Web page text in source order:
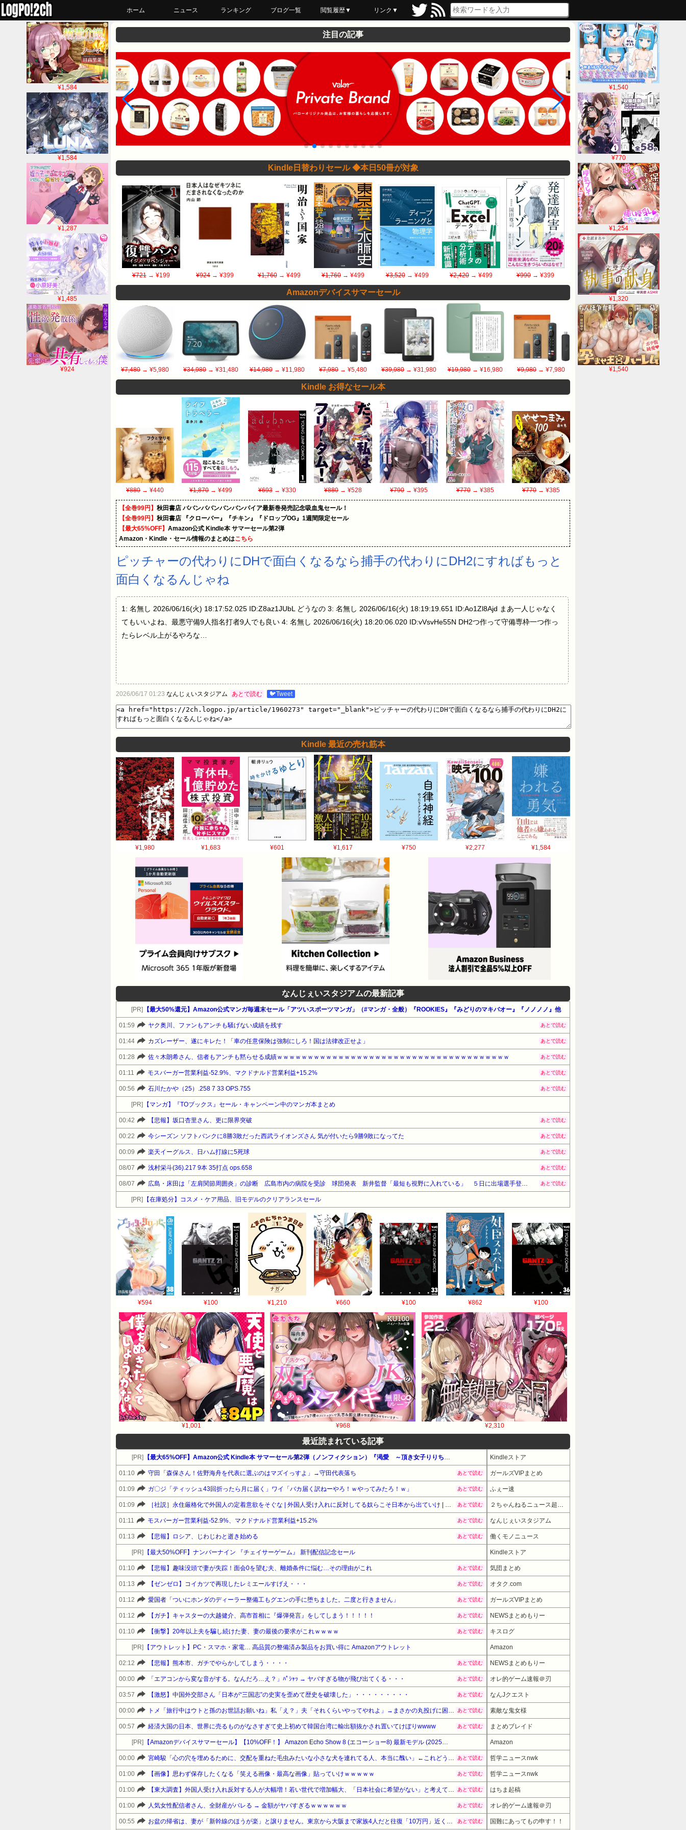
ホーム ニュース ランキング ブログ一覧 閲覧履歴▼
最近読んだ
あとで読む
ブックマーク
リンク▼
¥1,540
¥770
¥1,254
¥1,320
¥1,540
¥1,584
¥1,584
¥1,287
¥1,485
¥924
注目の記事
Kindle日替わりセール ◆本日50冊が対象
¥721→ ¥199 ¥924 → ¥399 ¥1,760→ ¥499 ¥1,760 → ¥499 ¥3,520→ ¥499 ¥2,420 → ¥499 ¥990→ ¥399
Amazonデバイスサマーセール
¥7,480 → ¥5,980 ¥34,980→ ¥31,480 ¥14,980→ ¥11,980 ¥7,980→ ¥5,480 ¥39,980→ ¥31,980 ¥19,980→ ¥16,980 ¥9,980→ ¥7,980
Kindle お得なセール本
¥880 → ¥440 ¥1,870→ ¥499 ¥693→ ¥330 ¥880→ ¥528 ¥790→ ¥395 ¥770→ ¥385 ¥770→ ¥385
【全巻99円】 秋田書店 ババンババンバンバンパイア最新巻発売記念吸血鬼セール！
【全巻99円】 秋田書店 『クローバー』『チキン』『ドロップOG』1週間限定セール
【最大65%OFF】 Amazon公式 Kindle本 サマーセール第2弾
Amazon・Kindle・セール情報のまとめはこちら
ピッチャーの代わりにDHで面白くなるなら捕手の代わりにDH2にすればもっと
面白くなるんじゃね
1: 名無し 2026/06/16(火) 18:17:52.025 ID:Z8az1JUbL どうなの 3: 名無し 2026/06/16(火) 18:19:19.651 ID:Ao1Zl8Ajd まあ一人じゃなく
てもいいよね、最悪守備9人指名打者9人でも良い 4: 名無し 2026/06/16(火) 18:20:06.020 ID:vVsvHe55N DH2つ作って守備専枠一つ作っ
たらレベル上がるやろな…
2026/06/17 01:23 なんじぇいスタジアム あとで読む 🐦Tweet
Kindle 最近の売れ筋本
¥1,980 ¥1,683 ¥601 ¥1,617 ¥750 ¥2,277 ¥1,584
なんじぇいスタジアムの最新記事
[PR] 【最大50%還元】Amazon公式マンガ毎週末セール「アツいスポーツマンガ」（#マンガ・全般）『ROOKIES』『みどりのマキバオー』『ノノノノ』他
01:59 ヤク奥川、ファンもアンチも騒げない成績を残す あとで読む
01:44 カズレーザー、遂にキレた！「車の任意保険は強制にしろ！国は法律改正せよ」 あとで読む
01:28 佐々木朗希さん、信者もアンチも黙らせる成績ｗｗｗｗｗｗｗｗｗｗｗｗｗｗｗｗｗｗｗｗｗｗｗｗｗｗｗｗｗｗｗｗｗｗｗｗｗｗ あとで読む
01:11 モスバーガー営業利益-52.9%、マクドナルド営業利益+15.2% あとで読む
00:56 石川たかや（25）.258 7 33 OPS.755 あとで読む
[PR] 【マンガ】『TOブックス』セール・キャンペーン中のマンガ本まとめ
00:42 【悲報】坂口杏里さん、更に限界突破 あとで読む
00:22 今シーズン ソフトバンクに8勝3敗だった西武ライオンズさん 気が付いたら9勝9敗になってた あとで読む
00:09 楽天イーグルス、日ハム打線に5死球 あとで読む
08/07 浅村栄斗(36).217 9本 35打点 ops.658 あとで読む
08/07 あとで読む
[PR] 【在庫処分】コスメ・ケア用品、旧モデルのクリアランスセール
¥594 ¥100 ¥1,210 ¥660 ¥100 ¥862 ¥100
¥1,001 ¥968 ¥2,310
最近読まれている記事
[PR] 【最大65%OFF】Amazon公式 Kindle本 サマーセール第2弾（ノンフィクション）『渇愛 ～頂き女子りりちゃん～』他 Kindleストア
01:10 守田「森保さん！佐野海舟を代表に選ぶのはマズイっすよ」→守田代表落ち あとで読む ガールズVIPまとめ
01:09 ガ〇ジ「ティッシュ43回折ったら月に届く」ワイ「バカ届く訳ねーやろ！ｗやってみたろ！ｗ」 あとで読む ふぇー速
01:09 ［社説］永住厳格化で外国人の定着意欲をそぐな | 外国人受け入れに反対してる奴らこそ日本から出ていけ | 重税で国民の労働意欲を削ぐな あとで読む ２ちゃんねるニュース超速まとめ＋
01:11 モスバーガー営業利益-52.9%、マクドナルド営業利益+15.2% あとで読む なんじぇいスタジアム
01:13 【悲報】ロシア、じわじわと逝き始める あとで読む 働くモノニュース
[PR] 【最大50%OFF】ナンバーナイン 『チェイサーゲーム』 新刊配信記念セール Kindleストア
01:10 【悲報】趣味没頭で妻が失踪！面会0を望む夫、離婚条件に悩む…その理由がこれ あとで読む 気団まとめ
01:13 【ゼンゼロ】コイカツで再現したレミエールすげえ・・・ あとで読む オタク.com
01:12 愛国者「ついにホンダのディーラー整備工もグエンの手に堕ちました。二度と行きません」 あとで読む ガールズVIPまとめ
01:12 【ガチ】キャスターの大越健介、高市首相に『爆弾発言』をしてしまう！！！！！ あとで読む NEWSまとめもりー
01:10 【衝撃】20年以上夫を騙し続けた妻、妻の最後の要求がこれｗｗｗｗ あとで読む キスログ
[PR] 【アウトレット】PC・スマホ・家電… 高品質の整備済み製品をお買い得に Amazonアウトレット Amazon
02:12 【悲報】熊本市、ガチでやらかしてしまう・・・・ あとで読む NEWSまとめもりー
00:00 「エアコンから変な音がする。なんだろ…え？」ﾊﾟｼｬｯ → ヤバすぎる物が飛び出てくる・・・ あとで読む オレ的ゲーム速報＠刃
03:57 【激怒】中国外交部さん「日本が“三国志”の史実を歪めて歴史を破壊した」・・・・・・・・・ あとで読む なんJクエスト
00:00 トメ「旅行中はウトと孫のお世話お願いね」私「え？」夫「それくらいやってやれよ」→まさかの丸投げに困惑して… あとで読む 素敵な鬼女様
00:57 経済大国の日本、世界に売るものがなさすぎて史上初めて韓国台湾に輸出額抜かされ置いてけぼりwwww あとで読む まとめブレイド
[PR] 【Amazonデバイスサマーセール】【10%OFF！】 Amazon Echo Show 8 (エコーショー8) 最新モデル (2025年発売) - シームレスな新デザイン、8.7インチHDディスプレイ with Alexa、空間オーディオ、グレーシャーホワイト Amazon
00:00 宮崎駿「心の穴を埋めるために、交配を重ねた毛虫みたいな小さな犬を連れてる人、本当に醜い」←これどう思う？ あとで読む 哲学ニュースnwk
01:00 【画像】思わず保存したくなる「笑える画像・最高な画像」貼っていけｗｗｗｗｗ あとで読む 哲学ニュースnwk
01:00 【東大調査】外国人受け入れ反対する人が大幅増！若い世代で増加幅大、「日本社会に希望がない」と考えている人も反対 あとで読む はちま起稿
01:00 人気女性配信者さん、全財産がバレる → 金額がヤバすぎるｗｗｗｗｗｗ あとで読む オレ的ゲーム速報＠刃
00:55 お盆の帰省は、妻が「新幹線のほうが楽」と譲りません。東京から大阪まで家族4人だと往復「10万円」近くかかるため、私は車で節約したいのですが、実際の費用はどれくらい違うのでしょうか？ [8/7] あとで読む 国難にあってもの申す！！